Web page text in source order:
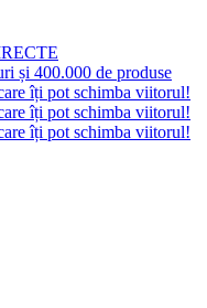
și 400.000 de produse
îți pot schimba viitorul!
îți pot schimba viitorul!
îți pot schimba viitorul!